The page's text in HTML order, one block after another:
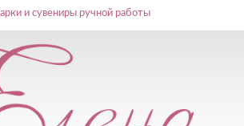
и сувениры ручной работы